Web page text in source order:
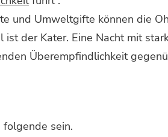
und Umweltgifte können die
der Kater. Eine Nacht mit
Überempfindlichkeit
folgende sein.